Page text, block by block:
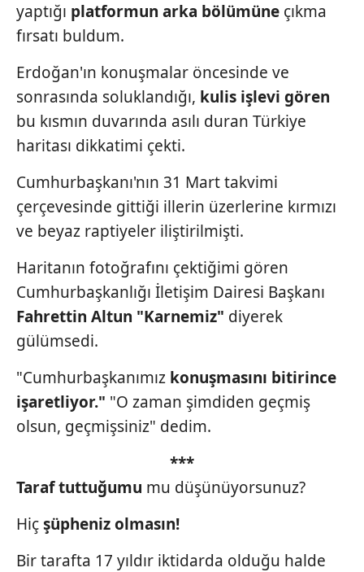
yaptığı platformun arka bölümüne çıkma
fırsatı buldum.
Erdoğan'ın konuşmalar öncesinde ve
sonrasında soluklandığı, kulis işlevi gören
bu kısmın duvarında asılı duran Türkiye
haritası dikkatimi çekti.
Cumhurbaşkanı'nın 31 Mart takvimi
çerçevesinde gittiği illerin üzerlerine kırmızı
ve beyaz raptiyeler iliştirilmişti.
Haritanın fotoğrafını çektiğimi gören
Cumhurbaşkanlığı İletişim Dairesi Başkanı
Fahrettin Altun "Karnemiz" diyerek
gülümsedi.
"Cumhurbaşkanımız konuşmasını bitirince
işaretliyor." "O zaman şimdiden geçmiş
olsun, geçmişsiniz" dedim.
***
Taraf tuttuğumu mu düşünüyorsunuz?
Hiçşüpheniz olmasın!
Bir tarafta 17 yıldır iktidarda olduğu halde